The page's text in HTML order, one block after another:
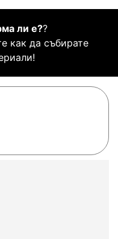
ли е??
как да събирате